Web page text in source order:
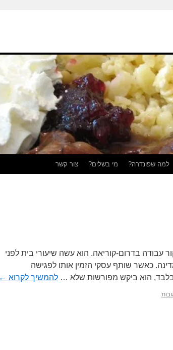
למה שפונדרה? מי בשלים? צור קשר
עבודה בדרום-קוריאה. הוא עשה שיעורי בית לפני
כאשר שותף עסקי הזמין אותו לפגישה
הוא ביקש מפורשות שלא … להמשיך לקרוא ←